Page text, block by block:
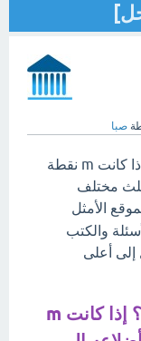
صبا
سؤال هل العبارة التالية صواب أم خطأ؟ إذا كانت m نقطة
مختلف
الأمثل
والكتب
أعلى
هل العبارة التالية صواب أم خطأ؟ إذا كانت m